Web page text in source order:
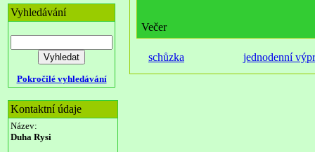
Vyhledávání
Pokročilé vyhledávání
Kontaktní údaje
Název:
Duha Rysi
Večer
schůzka jednodenní